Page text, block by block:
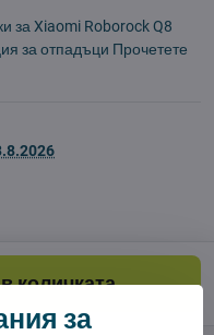
за Xiaomi Roborock Q8
за отпадъци Прочетете
в количката
за